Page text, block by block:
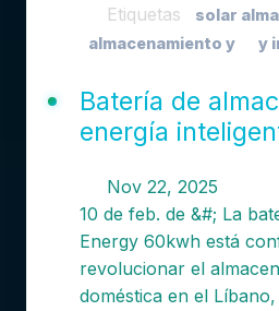
Etiquetas
solar
almacenamiento y
y
Batería de
energía
Nov 22, 2025
10 de feb. de &#; La
Energy 60kwh está
revolucionar el
doméstica en el